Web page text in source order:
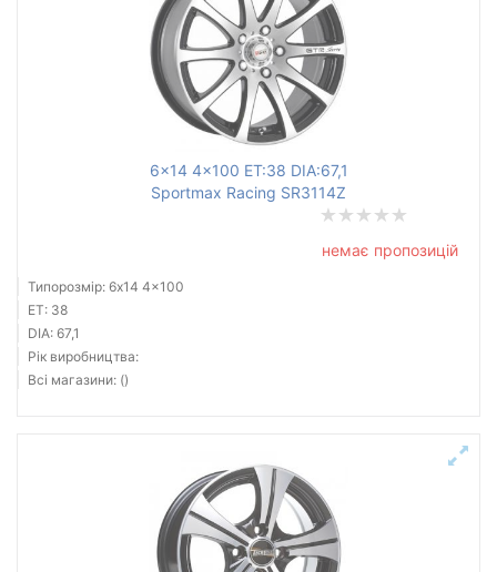
6x14 4x100 ET:38 DIA:67,1
Sportmax Racing SR3114Z
немає пропозицій
Типорозмір: 6x14 4x100
ET: 38
DIA: 67,1
Рік виробництва:
Всі магазини: ()